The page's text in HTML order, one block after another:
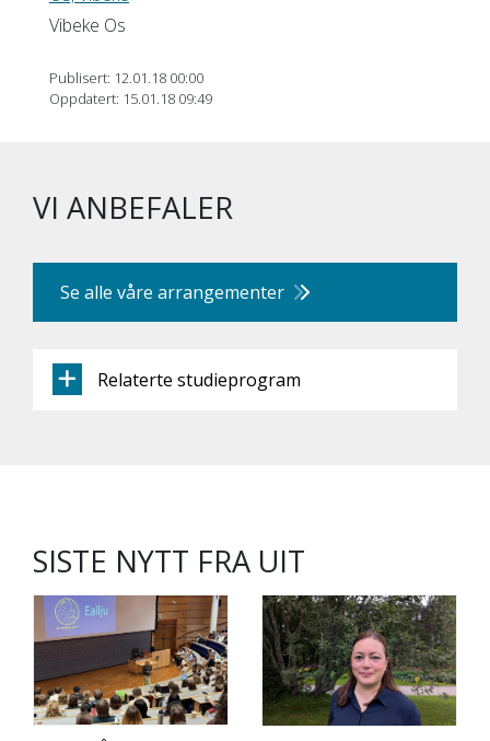
Vibeke Os
Publisert: 12.01.18 00:00
Oppdatert: 15.01.18 09:49
VI ANBEFALER
Se alle våre arrangementer
Relaterte studieprogram
SISTE NYTT FRA UIT